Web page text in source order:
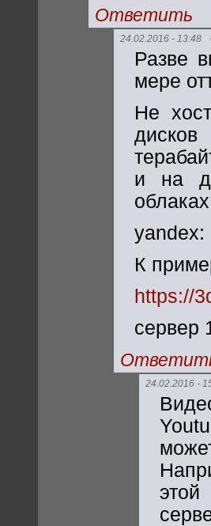
Ответить
24.02.2016 - 13:48
Разве
мере
Не
и на
yandex:
К
https://
сервер
24.02.2016 -